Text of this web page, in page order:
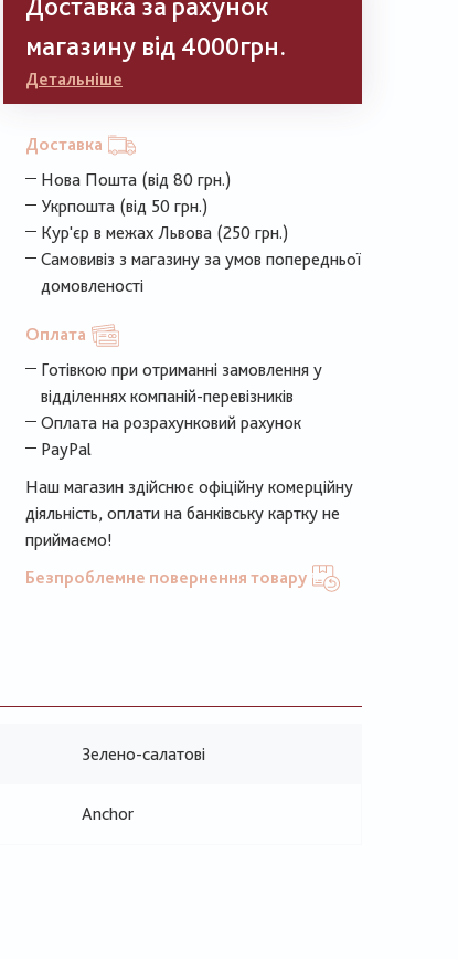
магазину від 4000грн.
Детальніше
Доставка
Нова Пошта (від 80 грн.)
Укрпошта (від 50 грн.)
Кур'єр в межах Львова (250 грн.)
Самовивіз з магазину за умов попередньої
домовленості
Оплата
Готівкою при отриманні замовлення у
відділеннях компаній-перевізників
Оплата на розрахунковий рахунок
PayPal
Наш магазин здійснює офіційну комерційну
діяльність, оплати на банківську картку не
приймаємо!
Безпроблемне повернення товару
Зелено-салатові
Anchor